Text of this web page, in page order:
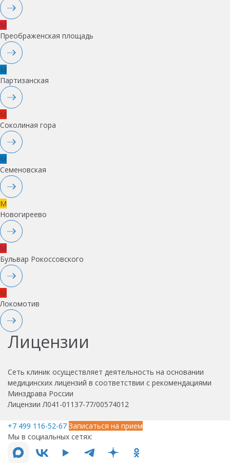
M
Преображенская площадь
M
Партизанская
M
Соколиная гора
M
Семеновская
M
Новогиреево
M
Бульвар Рокоссовского
M
Локомотив
Лицензии
Сеть клиник осуществляет деятельность на основании
медицинских лицензий в соответствии с рекомендациями
Минздрава России
Лицензии Л041-01137-77/00574012
+7 499 116-52-67 Записаться на прием
Мы в социальных сетях: